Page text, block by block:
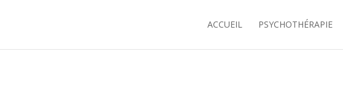
ACCUEIL PSYCHOTHÉRAPIE